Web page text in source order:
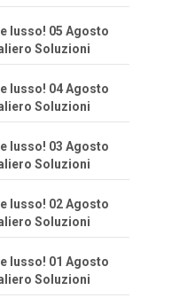
lusso! 05 Agosto
Soluzioni
lusso! 04 Agosto
Soluzioni
lusso! 03 Agosto
Soluzioni
lusso! 02 Agosto
Soluzioni
lusso! 01 Agosto
Soluzioni